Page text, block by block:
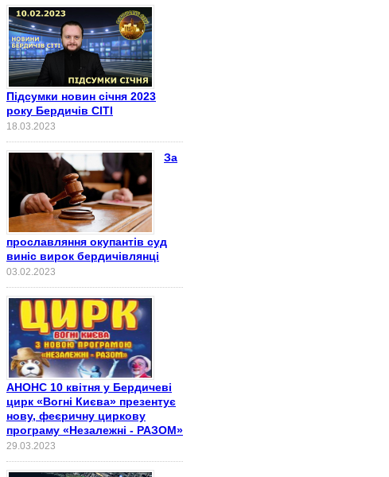
Підсумки новин січня 2023
року Бердичів СІТІ
18.03.2023
За
прославляння окупантів суд
виніс вирок бердичівлянці
03.02.2023
АНОНС 10 квітня у Бердичеві
цирк «Вогні Києва» презентує
нову, феєричну циркову
програму «Незалежні - РАЗОМ»
29.03.2023